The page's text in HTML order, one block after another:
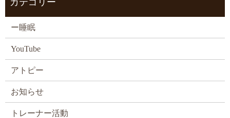
ー睡眠
YouTube
アトピー
お知らせ
トレーナー活動